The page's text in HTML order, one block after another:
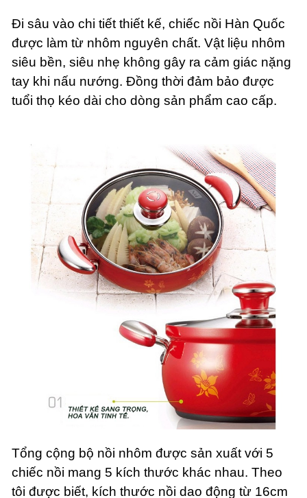
Đi sâu vào chi tiết thiết kế, chiếc nồi Hàn Quốc
được làm từ nhôm nguyên chất. Vật liệu nhôm
siêu bền, siêu nhẹ không gây ra cảm giác nặng
tay khi nấu nướng. Đồng thời đảm bảo được
tuổi thọ kéo dài cho dòng sản phẩm cao cấp.
Tổng cộng bộ nồi nhôm được sản xuất với 5
chiếc nồi mang 5 kích thước khác nhau. Theo
tôi được biết, kích thước nồi dao động từ 16cm